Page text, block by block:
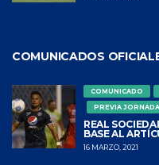
COMUNICADOS
COMUNICADO
PREVIA
REAL
BASE AL
16 MARZO, 2021